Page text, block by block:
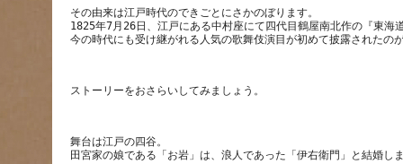
その由来は江戸時代のできごとにさかのぼります。
1825年7月26日、江戸にある中村座にて四代目鶴屋南北作の『東海
舞台は江戸の四谷。